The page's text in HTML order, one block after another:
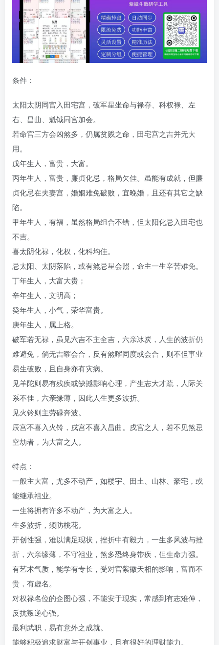
条件：
太阳太阴同宫入田宅宫，破军星坐命与禄存、科权禄、左
右、昌曲、魁钺同宫加会。
若命宫三方会凶煞多，仍属贫贱之命，田宅宫之吉并无大
用。
戊年生人，富贵，大富。
丙年生人，富贵，廉贞化忌，格局欠佳。虽能有成就，但廉
贞化忌在夫妻宫，婚姻难免破败，宜晚婚，且还有其它之缺
陷。
甲年生人，有福，虽然格局组合不错，但太阳化忌入田宅也
不吉。
喜太阴化禄，化权，化科均佳。
忌太阳、太阴落陷，或有煞忌星会照，命主一生辛苦难免。
丁年生人，大富大贵；
辛年生人，文明高；
癸年生人，小气，荣华富贵。
庚年生人，属上格。
破军若无禄，虽见六吉不主全吉，六亲冰炭，人生的波折仍
难避免，倘无吉曜会合，反有煞曜同度或会合，则不但事业
易生破败，且自身亦有灾病。
见羊陀则易有残疾或缺撼影响心理，产生志大才疏，人际关
系不佳，六亲缘薄，因此人生更多波折。
见火铃则主劳碌奔波。
辰宫不喜入火铃，戌宫不喜入昌曲。戌宫之人，若不见煞忌
空劫者，为大富之人。
特点：
一般主大富，尤多不动产，如楼宇、田土、山林、豪宅，或
能继承祖业。
一生将拥有许多不动产，为大富之人。
生多波折，须防桃花。
开创性强，难以满足现状，挫折中有毅力，一生多风波与挫
折，六亲缘薄，不守祖业，煞多恐终身带疾，但生命力强。
有艺术气质，能学有专长，受对宫紫徽天相的影响，富而不
贵，有虚名。
对权禄名位的企图心强，不能安于现实，常感到有志难伸，
反抗叛逆心强。
最利武职，易有意外之成就。
能够积极追求财富与开创事业，且有很好的理财能力。